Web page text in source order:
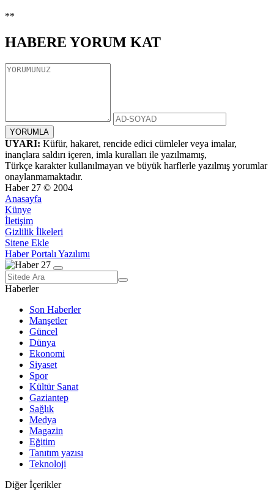
**
HABERE YORUM KAT
UYARI: Küfür, hakaret, rencide edici cümleler veya imalar,
inançlara saldırı içeren, imla kuralları ile yazılmamış,
Türkçe karakter kullanılmayan ve büyük harflerle yazılmış yorumlar
onaylanmamaktadır.
Haber 27 © 2004
Anasayfa
Künye
İletişim
Gizlilik İlkeleri
Sitene Ekle
Haber Portalı Yazılımı
Haberler
Son Haberler
Manşetler
Güncel
Dünya
Ekonomi
Siyaset
Spor
Kültür Sanat
Gaziantep
Sağlık
Medya
Magazin
Eğitim
Tanıtım yazısı
Teknoloji
Diğer İçerikler